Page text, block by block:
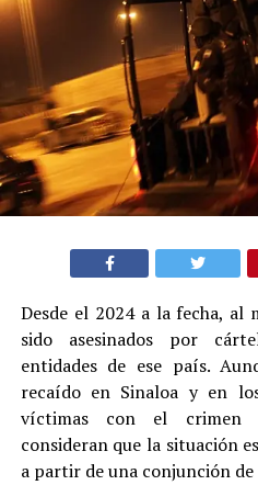
Desde el 2024 a la fecha, al
sido asesinados por
entidades de ese país.
recaído en Sinaloa y en
víctimas con el crimen
consideran que la situación
a partir de una conjunción